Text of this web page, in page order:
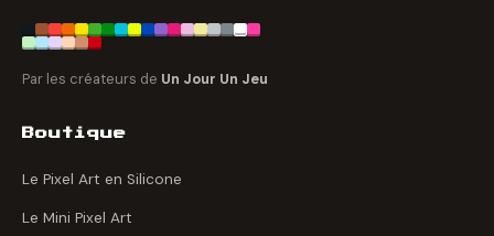
Par les créateurs de Un Jour Un Jeu
Boutique
Le Pixel Art en Silicone
Le Mini Pixel Art